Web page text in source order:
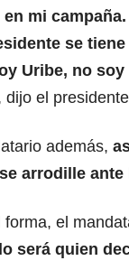
mi campaña.
se
Uribe, no
dijo el
además,
arrodille ante
forma, el
será quien